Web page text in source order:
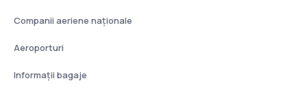
Companii aeriene naţionale
Aeroporturi
Informații bagaje